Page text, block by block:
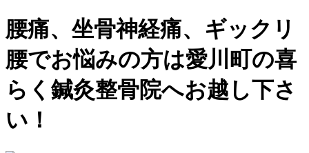
腰痛、坐骨神経痛、ギックリ
腰でお悩みの方は愛川町の喜
らく鍼灸整骨院へお越し下さ
い！